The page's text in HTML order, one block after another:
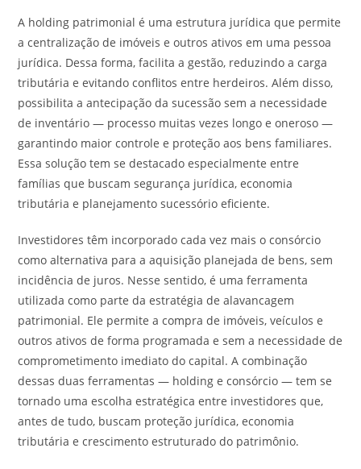
A holding patrimonial é uma estrutura jurídica que permite
a centralização de imóveis e outros ativos em uma pessoa
jurídica. Dessa forma, facilita a gestão, reduzindo a carga
tributária e evitando conflitos entre herdeiros. Além disso,
possibilita a antecipação da sucessão sem a necessidade
de inventário — processo muitas vezes longo e oneroso —
garantindo maior controle e proteção aos bens familiares.
Essa solução tem se destacado especialmente entre
famílias que buscam segurança jurídica, economia
tributária e planejamento sucessório eficiente.
Investidores têm incorporado cada vez mais o consórcio
como alternativa para a aquisição planejada de bens, sem
incidência de juros. Nesse sentido, é uma ferramenta
utilizada como parte da estratégia de alavancagem
patrimonial. Ele permite a compra de imóveis, veículos e
outros ativos de forma programada e sem a necessidade de
comprometimento imediato do capital. A combinação
dessas duas ferramentas — holding e consórcio — tem se
tornado uma escolha estratégica entre investidores que,
antes de tudo, buscam proteção jurídica, economia
tributária e crescimento estruturado do patrimônio.